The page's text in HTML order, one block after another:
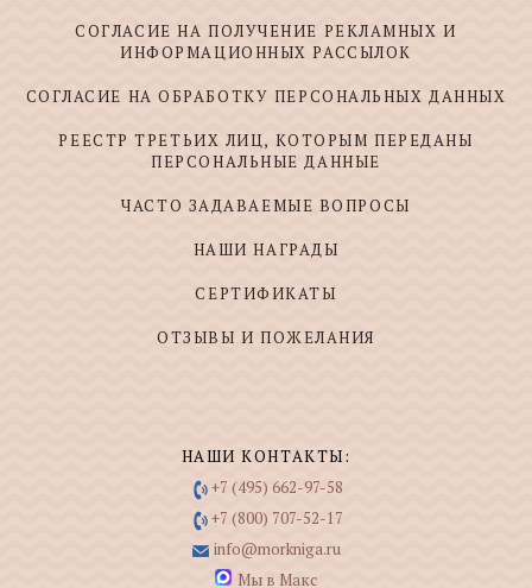
СОГЛАСИЕ НА ПОЛУЧЕНИЕ РЕКЛАМНЫХ И
ИНФОРМАЦИОННЫХ РАССЫЛОК
СОГЛАСИЕ НА ОБРАБОТКУ ПЕРСОНАЛЬНЫХ ДАННЫХ
РЕЕСТР ТРЕТЬИХ ЛИЦ, КОТОРЫМ ПЕРЕДАНЫ
ПЕРСОНАЛЬНЫЕ ДАННЫЕ
ЧАСТО ЗАДАВАЕМЫЕ ВОПРОСЫ
НАШИ НАГРАДЫ
СЕРТИФИКАТЫ
ОТЗЫВЫ И ПОЖЕЛАНИЯ
НАШИ КОНТАКТЫ:
+7 (495) 662-97-58
+7 (800) 707-52-17
info@morkniga.ru
Мы в Макс